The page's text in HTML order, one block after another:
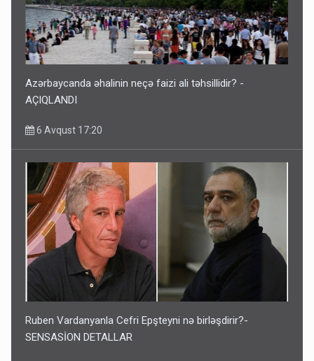
Azərbaycanda əhalinin neçə faizi ali təhsillidir? -
AÇIQLANDI
6 Avqust 17:20
Ruben Vardanyanla Cefri Epşteyni nə birləşdirir?-
SENSASİON DETALLAR